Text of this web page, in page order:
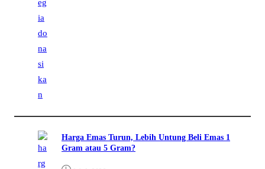
Harga Emas Turun, Lebih Untung Beli Emas 1
Gram atau 5 Gram?